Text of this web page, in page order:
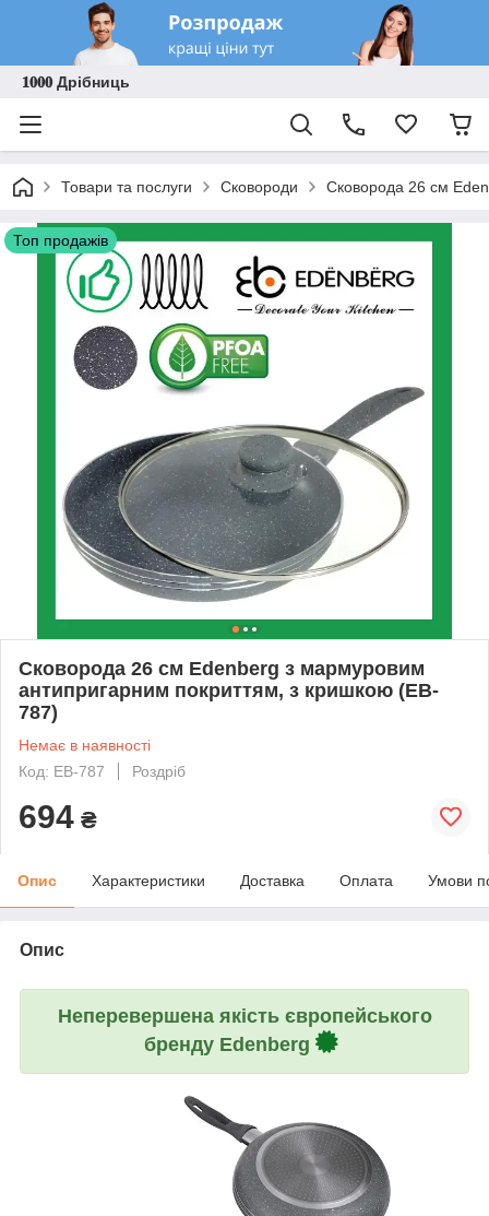
𝟏𝟎𝟎𝟎 Дрібниць
Товари та послуги Сковороди Сковорода 26 см
Топ продажів
Сковорода 26 см Edenberg з мармуровим
антипригарним покриттям, з кришкою (EB-
787)
Немає в наявності
Код: EB-787
Роздріб
694 ₴
Опис Характеристики Доставка Оплата Умови
Опис
Неперевершена якість європейського
бренду Edenberg